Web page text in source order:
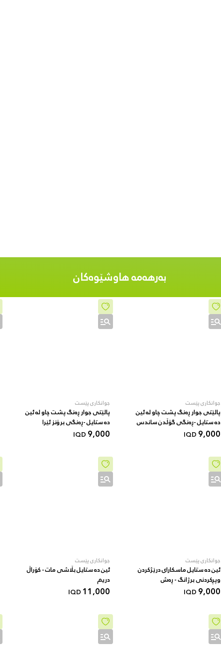
بەرهەمە هاوشێوەکان
جوانکاری پێست
پالێتی جوار ڕەنگ پشت چاو لە ئین
دە ستایل -ڕەنگی گۆڵدن ساندس
9,000
IQD
جوانکاری پێست
پالێتی جوار ڕەنگ پشت چاو لە ئین
دە ستایل -ڕەنگی برۆنز ئێرا
9,000
IQD
جوانکاری پێست
ئین دە ستایل ماسکارای درێژکردن
وپڕکردنی برژانگ - ڕەش
9,000
IQD
جوانکاری پێست
ئین دە ستایل بڵاشی مات - کۆراڵ
دریم
11,000
IQD